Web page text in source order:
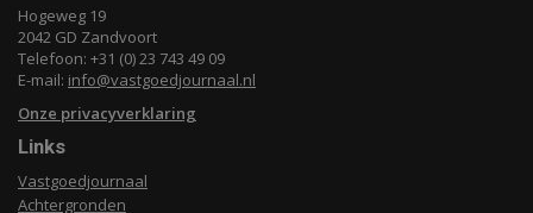
Hogeweg 19
2042 GD Zandvoort
Telefoon: +31 (0) 23 743 49 09
E-mail: info@vastgoedjournaal.nl
Onze privacyverklaring
Links
Vastgoedjournaal
Achtergronden